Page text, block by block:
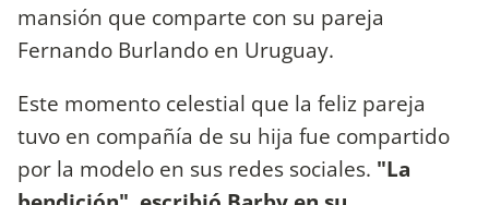
mansión que comparte con su pareja
Fernando Burlando en Uruguay.
Este momento celestial que la feliz pareja
tuvo en compañía de su hija fue compartido
por la modelo en sus redes sociales. "La